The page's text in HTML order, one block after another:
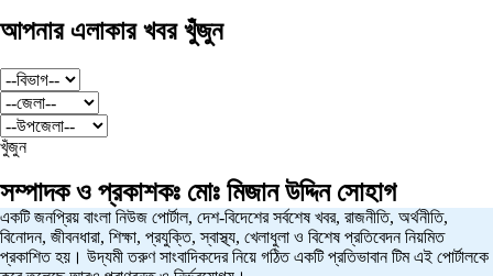
আপনার এলাকার খবর খুঁজুন
খুঁজুন
সম্পাদক ও প্রকাশকঃ মোঃ মিজান উদ্দিন সোহাগ
একটি জনপ্রিয় বাংলা নিউজ পোর্টাল, দেশ-বিদেশের সর্বশেষ খবর, রাজনীতি, অর্থনীতি,
বিনোদন, জীবনধারা, শিক্ষা, প্রযুক্তি, স্বাস্থ্য, খেলাধুলা ও বিশেষ প্রতিবেদন নিয়মিত
প্রকাশিত হয়। উদ্যমী তরুণ সাংবাদিকদের নিয়ে গঠিত একটি প্রতিভাবান টিম এই পোর্টালকে